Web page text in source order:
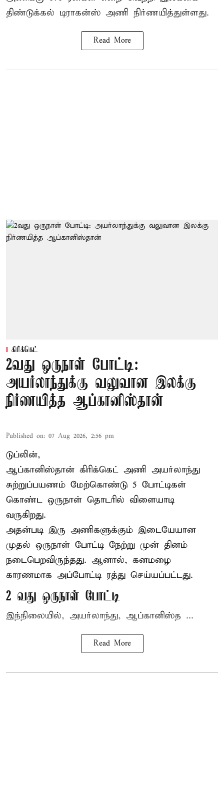
திண்டுக்கல் டிராகன்ஸ் அணி நிர்ணயித்துள்ளது.
Read More
கிரிக்கெட்
2வது ஒருநாள் போட்டி:
அயர்லாந்துக்கு வலுவான இலக்கு
நிர்ணயித்த ஆப்கானிஸ்தான்
Published on: 07 Aug 2026, 2:56 pm
டுப்லின்,
ஆப்கானிஸ்தான் கிரிக்கெட் அணி அயர்லாந்து
சுற்றுப்பயணம் மேற்கொண்டு 5 போட்டிகள்
கொண்ட ஒருநாள் தொடரில் விளையாடி
வருகிறது.
அதன்படி இரு அணிகளுக்கும் இடையேயான
முதல் ஒருநாள் போட்டி நேற்று முன் தினம்
நடைபெறவிருந்தது. ஆனால், கனமழை
காரணமாக அப்போட்டி ரத்து செய்யப்பட்டது.
2 வது ஒருநாள் போட்டி
இந்நிலையில், அயர்லாந்து, ஆப்கானிஸ்த ...
Read More